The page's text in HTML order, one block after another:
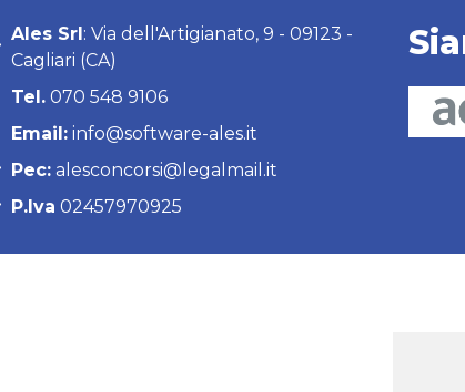
Ales Srl: Via dell'Artigianato, 9 - 09123 -
Cagliari (CA)
Tel. 070 548 9106
Email: info@software-ales.it
Pec: alesconcorsi@legalmail.it
P.Iva 02457970925